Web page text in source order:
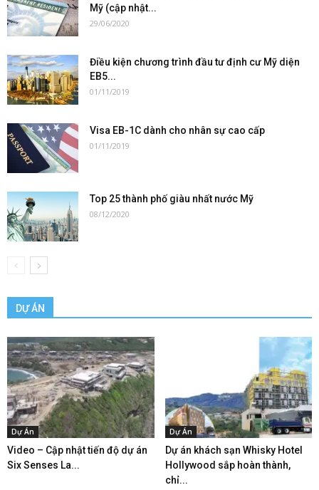
Mỹ (cập nhật...
29/06/2020
Điều kiện chương trình đầu tư định cư Mỹ diện
EB5...
01/11/2019
Visa EB-1C dành cho nhân sự cao cấp
01/11/2019
Top 25 thành phố giàu nhất nước Mỹ
08/12/2020
DỰ ÁN
Dự Án
Video – Cập nhật tiến độ dự án
Six Senses La...
Dự Án
Dự án khách sạn Whisky Hotel
Hollywood sắp hoàn thành,
chỉ...